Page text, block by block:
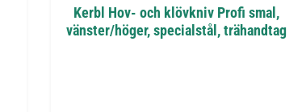
Kerbl Hov- och klövkniv Profi smal,
vänster/höger, specialstål, trähandtag